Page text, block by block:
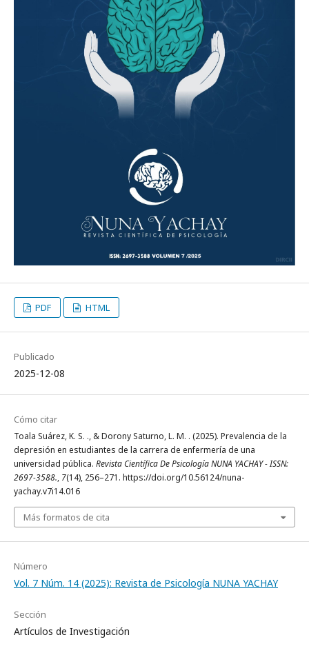
PDF HTML
Publicado
2025-12-08
Cómo citar
Toala Suárez, K. S. ., & Dorony Saturno, L. M. . (2025). Prevalencia de la
depresión en estudiantes de la carrera de enfermería de una
universidad pública. Revista Científica De Psicología NUNA YACHAY - ISSN:
2697-3588., 7(14), 256–271. https://doi.org/10.56124/nuna-
yachay.v7i14.016
Más formatos de cita
Número
Vol. 7 Núm. 14 (2025): Revista de Psicología NUNA YACHAY
Sección
Artículos de Investigación